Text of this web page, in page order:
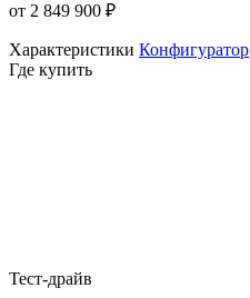
от 2 849 900 ₽
Характеристики Конфигуратор
Где купить
Тест-драйв